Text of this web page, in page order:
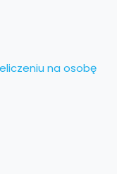
na osobę